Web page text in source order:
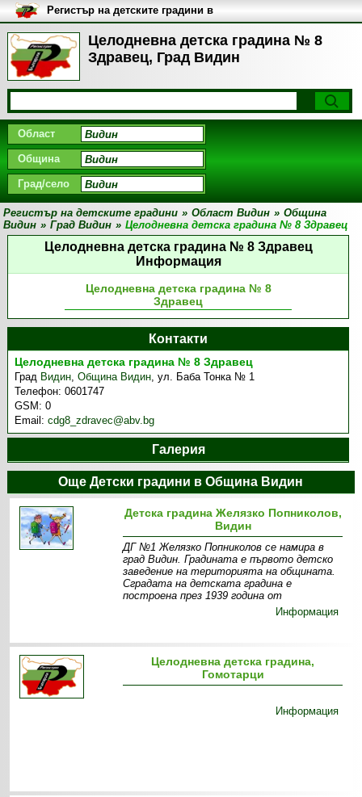
Целодневна детска градина № 8
Здравец, Град Видин
Регистър на детските градини в
България
Област
Община
Град/село
Регистър на детските градини » Област Видин » Община
Видин » Град Видин » Целодневна детска градина № 8 Здравец
Целодневна детска градина № 8 Здравец
Информация
Целодневна детска градина № 8
Здравец
Контакти
Целодневна детска градина № 8 Здравец
Град Видин,Община Видин,ул. Баба Тонка № 1
Телефон:0601747
GSM:0
Email:cdg8_zdravec@abv.bg
Галерия
Още Детски градини в Община Видин
Детска градина Желязко Попниколов,
Видин
ДГ №1 Желязко Попниколов се намира в
град Видин. Градината е първото детско
заведение на територията на общината.
Сградата на детската градина е
построена през 1939 година от
Информация
Целодневна детска градина,
Гомотарци
Информация